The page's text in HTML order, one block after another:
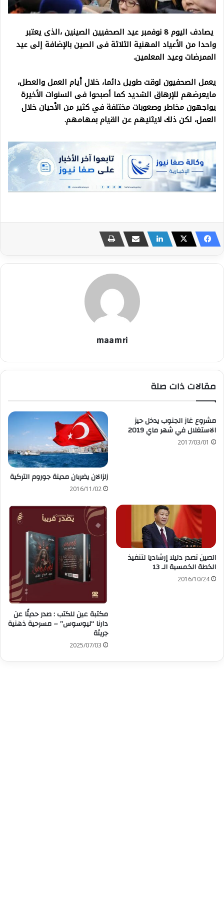
يصادف اليوم 8 نوفمبر عيد الصحفيين الصينين ،الذى يعتبر
واحدا من الأعياد المهنية الثلاثة فى الصين بالإضافة إلى عيد
الممرضات وعيد المعلمين.
يعمل الصحفيون لوقت طويل دائما، خلال أيام العمل والعطل،
مايعرضهم للإرهاق الشديد كما أصبحوا فى السنوات الأخيرة
يواجهون مخاطر وصعوبات مختلفة في كثير من الأحيان خلال
العمل، لكن ذلك لايثنيهم عن القيام بمهامهم.
maamri
مقالات ذات صلة
مشروع غاز الجنوب يدخل حيز
الاستغلال في شهر ماي 2019
2017/03/01
زلزالان يضربان مدينة جوروم التركية
2016/11/02
الصين تصدر دليلا إرشاديا لتنفيذ
الخطة الخمسية الـ 13
2016/10/24
مكتبة عين للكتب : صدر حديثًا عن
دارنا “ليوسوس” – مسرحية ذهنية
جريئة
2025/07/03